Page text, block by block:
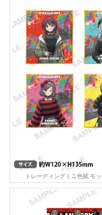
トレーディングミニ色紙 モ